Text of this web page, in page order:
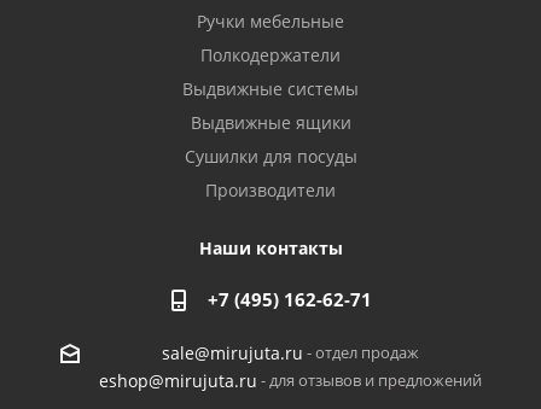
Ручки мебельные
Полкодержатели
Выдвижные системы
Выдвижные ящики
Сушилки для посуды
Производители
Наши контакты
+7 (495) 162-62-71
sale@mirujuta.ru - отдел продаж
eshop@mirujuta.ru - для отзывов и предложений